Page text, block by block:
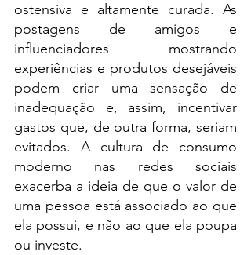
ostensiva e altamente curada. As
postagens de amigos e
influenciadores mostrando
experiências e produtos desejáveis
podem criar uma sensação de
inadequação e, assim, incentivar
gastos que, de outra forma, seriam
evitados. A cultura de consumo
moderno nas redes sociais
exacerba a ideia de que o valor de
uma pessoa está associado ao que
ela possui, e não ao que ela poupa
ou investe.